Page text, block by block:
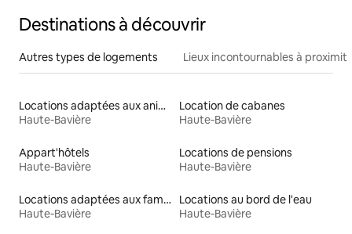
Destinations à découvrir
Autres types de logements Lieux incontournables à
Locations adaptées aux animaux
Haute-Bavière
Location de cabanes
Haute-Bavière
Appart'hôtels
Haute-Bavière
Locations de pensions
Haute-Bavière
Locations adaptées aux familles
Haute-Bavière
Locations au bord de l'eau
Haute-Bavière